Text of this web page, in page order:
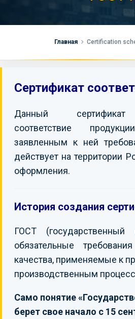
СТОИМОСТЬ РАБОТ
НАША КОМПАНИЯ
КОНТАКТЫ
Главная Certification
Сертификат
Данный сертификат
соответствие
заявленным к ней
действует на территории
оформления.
История создания
ГОСТ
обязательные
качества, применяемые к
производственным
Само понятие
берет свое начало с 15